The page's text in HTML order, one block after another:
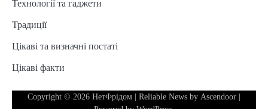
Технології та гаджети
Традиції
Цікаві та визначні постаті
Цікаві факти
Copyright © 2026 НетФрідом | Reliable News by Ascendoor